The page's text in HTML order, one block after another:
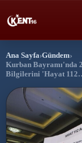
Bursa
Gündem
Politika
Ana Sayfa›Gündem›
Kurban Bayramı'nda
Bilgilerini 'Hayat